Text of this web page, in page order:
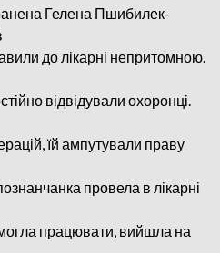
Гелена Пшибилек-
до лікарні непритомною.
відвідували охоронці.
їй ампутували праву
провела в лікарні
працювати, вийшла на